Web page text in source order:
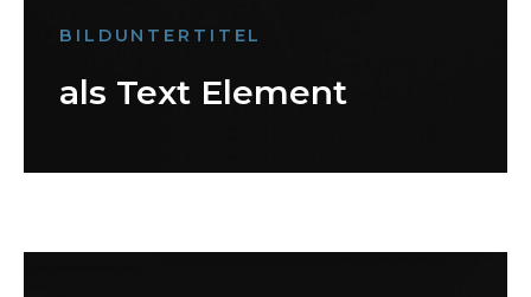
BILDUNTERTITEL
als Text Element